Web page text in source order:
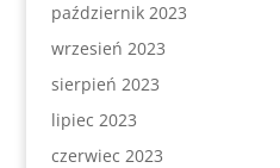
październik 2023
wrzesień 2023
sierpień 2023
lipiec 2023
czerwiec 2023